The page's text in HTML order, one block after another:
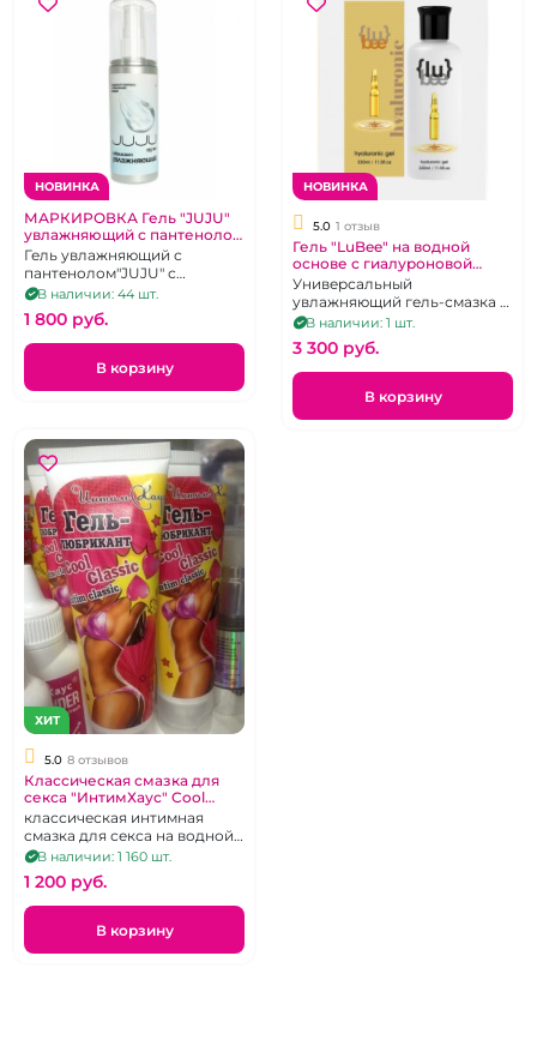
НОВИНКА
МАРКИРОВКА Гель "JUJU"
увлажняющий с пантенолом
125 мл
Гель увлажняющий с
пантенолом"JUJU" с
гиалуронат натрием
В наличии: 44 шт.
1 800 pуб.
В корзину
НОВИНКА
5.0 1 отзыв
Гель "LuBee" на водной
основе с гиалуроновой
кислотой 330 мл
Универсальный
увлажняющий гель-смазка с
4D-гиалуроновой кислотой
для длительного
скольжения
В наличии: 1 шт.
3 300 pуб.
В корзину
ХИТ
5.0 8 отзывов
Классическая смазка для
секса "ИнтимХаус" Cool
classic на водной основе с
витамином Е
классическая интимная
смазка для секса на водной
основе для вагинального
секса, 50 г
В наличии: 1 160 шт.
1 200 pуб.
В корзину